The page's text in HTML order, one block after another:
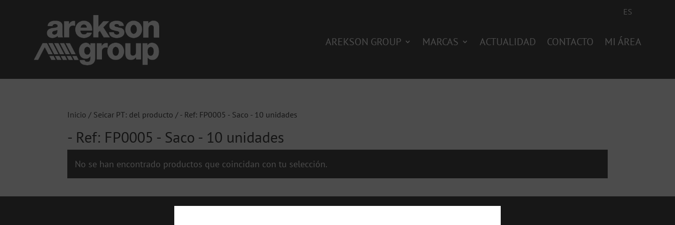
ES
AREKSON GROUP MARCAS ACTUALIDAD CONTACTO MI ÁREA
Inicio / Seicar PT: del producto / - Ref: FP0005 - Saco - 10 unidades
- Ref: FP0005 - Saco - 10 unidades
No se han encontrado productos que coincidan con tu selección.